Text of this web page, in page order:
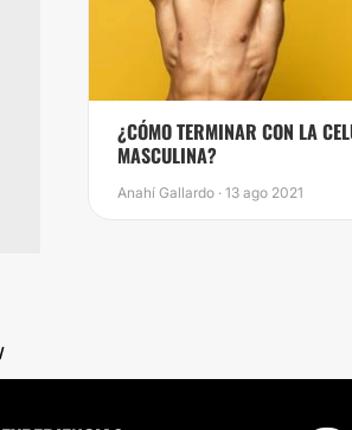
¿CÓMO TERMINAR CON LA
MASCULINA?
Anahí Gallardo · 13 ago 2021